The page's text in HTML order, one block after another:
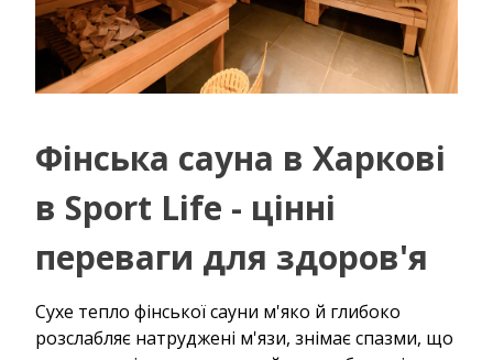
Фінська сауна в Харкові
в Sport Life - цінні
переваги для здоров'я
Сухе тепло фінської сауни м'яко й глибоко
розслабляє натруджені м'язи, знімає спазми, що